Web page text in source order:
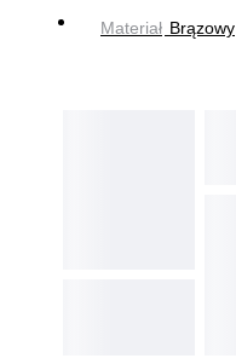
Materiał Brązowy